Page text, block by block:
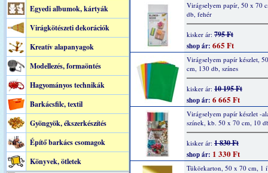
Egyedi albumok, kártyák
Virágkötészeti dekorációk
Kreatív alapanyagok
Modellezés, formaöntés
Hagyományos technikák
Barkácsfilc, textil
Gyöngyök, ékszerkészítés
Építő barkács csomagok
Könyvek, ötletek
Virágselyem papír, 50 x 70
db, fehér
kisker ár: 795 Ft
shop ár: 665 Ft
Virágselyem papír készlet,
cm, 130 db, színes
kisker ár: 10 195 Ft
shop ár: 6 665 Ft
Virágselyem papír készlet -
színek, kb. 50 x 70 cm, 10
kisker ár: 1 830 Ft
shop ár: 1 330 Ft
Tükörkarton, 50 x 70 cm, 1